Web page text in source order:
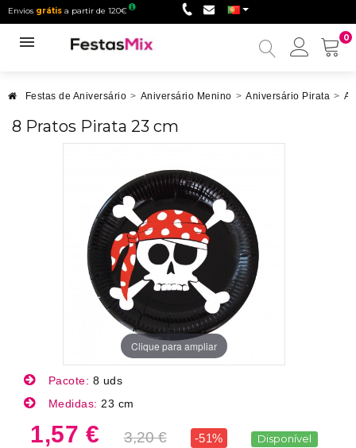
Envios grátis a partir de 120€
0
Minha
Festas de Aniversário > Aniversário Menino > Aniversário Pirata >
8 Pratos Pirata 23 cm
Clique para ampliar
Pacote: 8 uds
Medidas: 23 cm
1,57 € 3,20 € -51% Disponível